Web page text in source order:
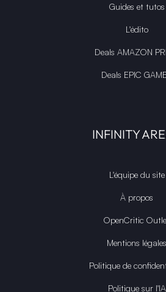
Guides et tutos
L'édito
Deals AMAZON
Deals EPIC
INFINITY
L'équipe du site
À propos
OpenCritic
Mentions légales
Politique de
Politique sur l'IA